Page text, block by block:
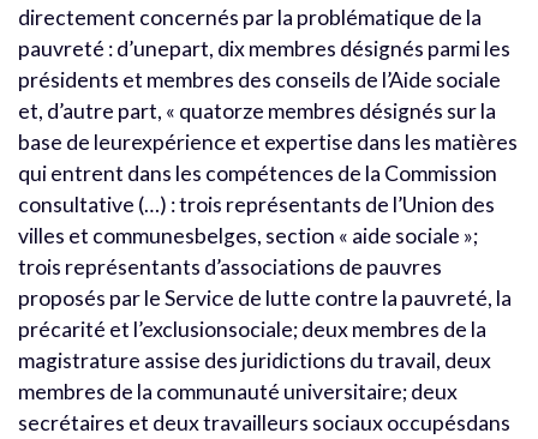
directement concernés par la problématique de la
pauvreté : d’unepart, dix membres désignés parmi les
présidents et membres des conseils de l’Aide sociale
et, d’autre part, « quatorze membres désignés sur la
base de leurexpérience et expertise dans les matières
qui entrent dans les compétences de la Commission
consultative (…) : trois représentants de l’Union des
villes et communesbelges, section « aide sociale »;
trois représentants d’associations de pauvres
proposés par le Service de lutte contre la pauvreté, la
précarité et l’exclusionsociale; deux membres de la
magistrature assise des juridictions du travail, deux
membres de la communauté universitaire; deux
secrétaires et deux travailleurs sociaux occupésdans